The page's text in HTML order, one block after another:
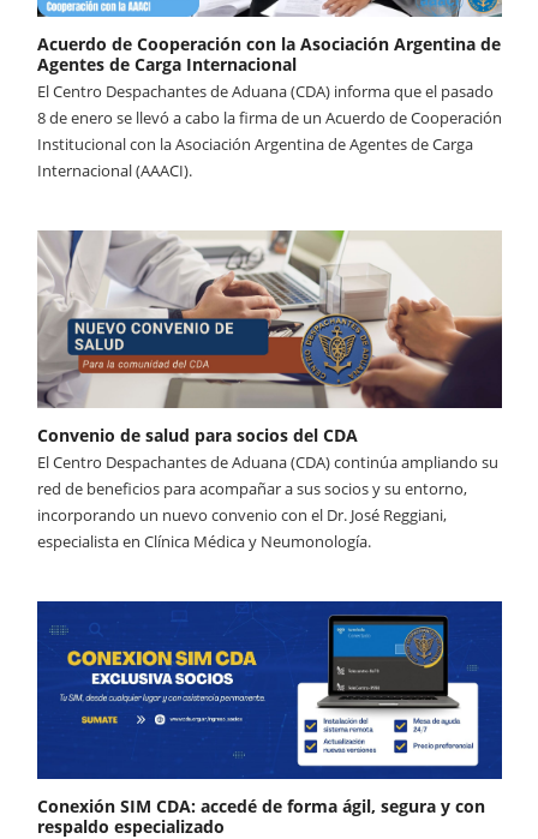
Acuerdo de Cooperación con la Asociación Argentina de
Agentes de Carga Internacional
El Centro Despachantes de Aduana (CDA) informa que el pasado
8 de enero se llevó a cabo la firma de un Acuerdo de Cooperación
Institucional con la Asociación Argentina de Agentes de Carga
Internacional (AAACI).
Convenio de salud para socios del CDA
El Centro Despachantes de Aduana (CDA) continúa ampliando su
red de beneficios para acompañar a sus socios y su entorno,
incorporando un nuevo convenio con el Dr. José Reggiani,
especialista en Clínica Médica y Neumonología.
Conexión SIM CDA: accedé de forma ágil, segura y con
respaldo especializado